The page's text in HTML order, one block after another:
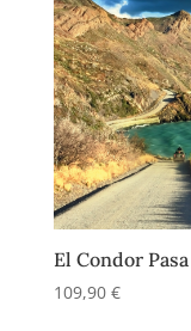
El Condor Pasa
109,90 €